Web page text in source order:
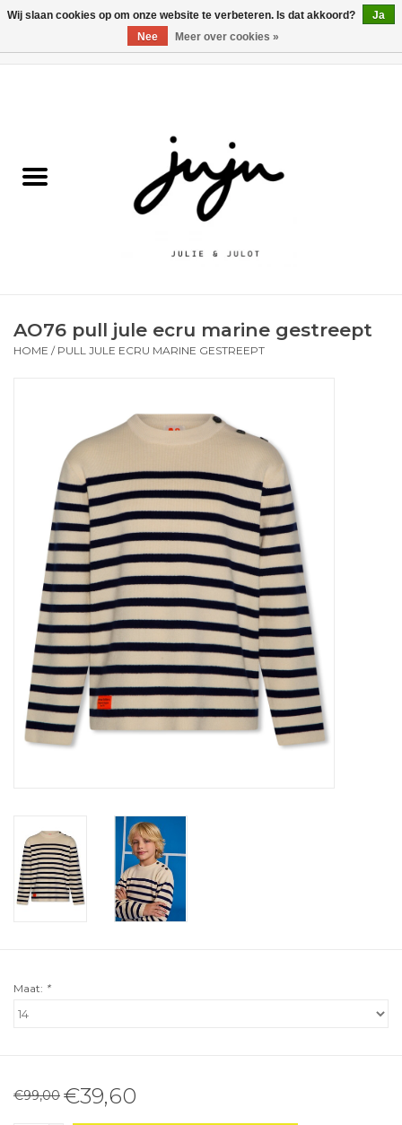
Kledij jongens
Schoenen
Cadeautips
Cadeaubonnen
AO76 pull jule ecru marine gestreept
HOME / PULL JULE ECRU MARINE GESTREEPT
Maat: *
€99,00 €39,60
Wij slaan cookies op om onze website te verbeteren. Is dat akkoord?
Ja
Nee
Meer over cookies »